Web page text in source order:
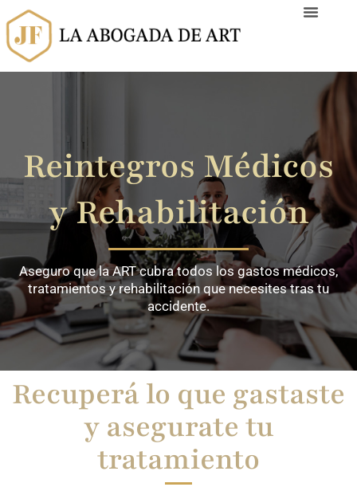
al
contenido
Reintegros Médicos
y Rehabilitación
Aseguro que la ART cubra todos los gastos médicos,
tratamientos y rehabilitación que necesites tras tu
accidente.
Recuperá lo que gastaste
y asegurate tu
tratamiento